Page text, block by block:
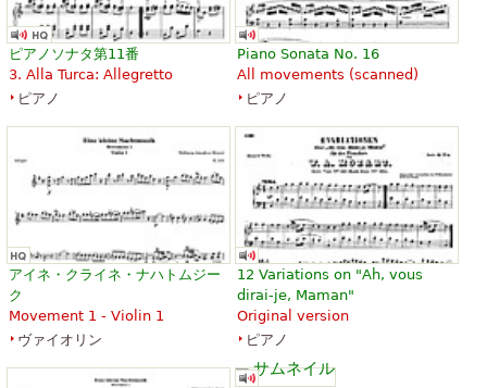
ピアノソナタ第11番
3. Alla Turca: Allegretto
ピアノ
Piano Sonata No. 16
All movements (scanned)
ピアノ
アイネ・クライネ・ナハトムジー
ク
Movement 1 - Violin 1
ヴァイオリン
12 Variations on "Ah, vous
dirai-je, Maman"
Original version
ピアノ